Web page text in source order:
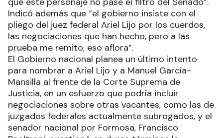
Indicó además que “el gobierno insiste con el
pliego del juez federal Ariel Lijo por los cuerdos,
las negociaciones que han hecho, pero a las
prueba me remito, eso aflora”.
El Gobierno nacional planea un último intento
para nombrar a Ariel Lijo y a Manuel García-
Mansilla al frente de la Corte Suprema de
Justicia, en un esfuerzo que podría incluir
negociaciones sobre otras vacantes, como las de
juzgados federales actualmente subrogados, y el
senador nacional por Formosa, Francisco